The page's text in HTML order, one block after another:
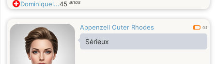
Dominiquel...45 anos
Appenzell Outer Rhodes 0.1
Sérieux